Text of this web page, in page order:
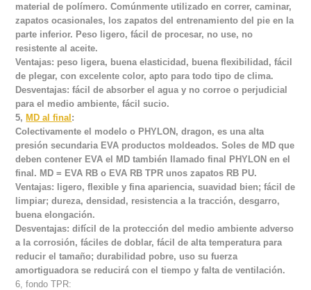
material de polímero. Comúnmente utilizado en correr, caminar,
zapatos ocasionales, los zapatos del entrenamiento del pie en la
parte inferior. Peso ligero, fácil de procesar, no use, no
resistente al aceite.
Ventajas: peso ligera, buena elasticidad, buena flexibilidad, fácil
de plegar, con excelente color, apto para todo tipo de clima.
Desventajas: fácil de absorber el agua y no corroe o perjudicial
para el medio ambiente, fácil sucio.
5, MD al final :
Colectivamente el modelo o PHYLON, dragon, es una alta
presión secundaria EVA productos moldeados. Soles de MD que
deben contener EVA el MD también llamado final PHYLON en el
final. MD = EVA RB o EVA RB TPR unos zapatos RB PU.
Ventajas: ligero, flexible y fina apariencia, suavidad bien; fácil de
limpiar; dureza, densidad, resistencia a la tracción, desgarro,
buena elongación.
Desventajas: difícil de la protección del medio ambiente adverso
a la corrosión, fáciles de doblar, fácil de alta temperatura para
reducir el tamaño; durabilidad pobre, uso su fuerza
amortiguadora se reducirá con el tiempo y falta de ventilación.
6, fondo TPR: